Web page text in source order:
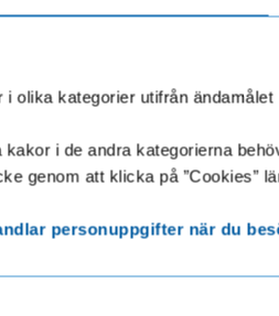
olika kategorier utifrån
i de andra kategorierna
genom att klicka på ”Cookies”
personuppgifter när du